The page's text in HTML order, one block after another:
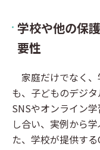
学校や他の保
要性
家庭だけでなく
も、子どものデジ
SNSやオンライン
し合い、実例から
た、学校が提供す